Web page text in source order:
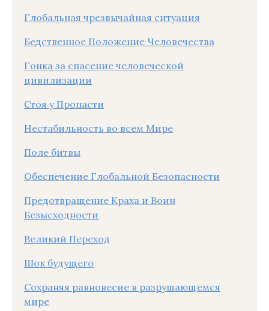
Глобальная чрезвычайная ситуация
Бедственное Положение Человечества
Гонка за спасение человеческой
цивилизации
Стоя у Пропасти
Нестабильность во всем Мире
Поле битвы
Обеспечение Глобальной Безопасности
Предотвращение Краха и Воин
Безысходности
Великий Переход
Шок будущего
Сохраняя равновесие в разрушающемся
мире